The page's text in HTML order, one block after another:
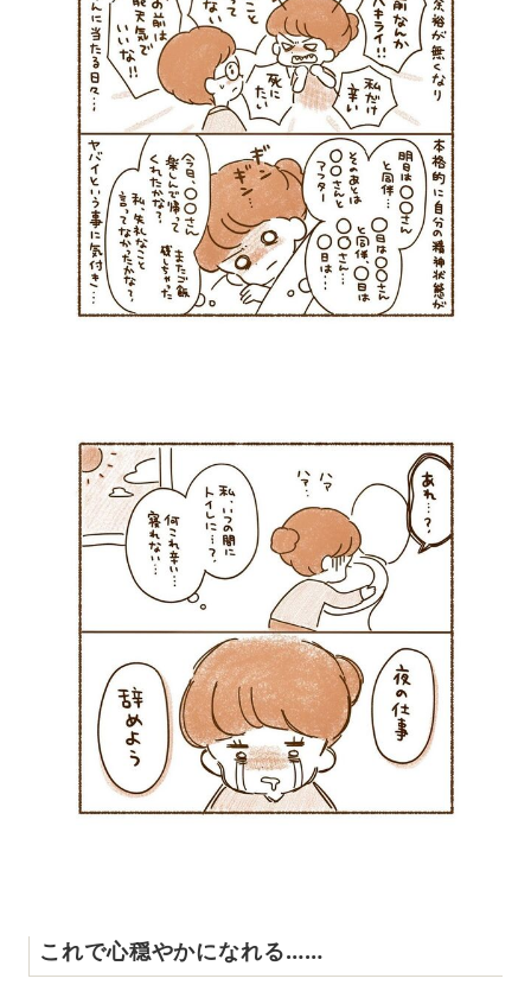
これで心穏やかになれる……